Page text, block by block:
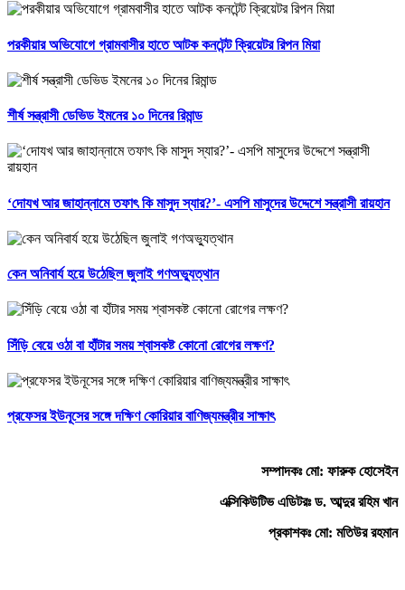
পরকীয়ার অভিযোগে গ্রামবাসীর হাতে আটক কনটেন্ট ক্রিয়েটর রিপন মিয়া
শীর্ষ সন্ত্রাসী ডেভিড ইমনের ১০ দিনের রিমান্ড
‘দোযখ আর জাহান্নামে তফাৎ কি মাসুদ স্যার?’- এসপি মাসুদের উদ্দেশে সন্ত্রাসী রায়হান
কেন অনিবার্য হয়ে উঠেছিল জুলাই গণঅভ্যুত্থান
সিঁড়ি বেয়ে ওঠা বা হাঁটার সময় শ্বাসকষ্ট কোনো রোগের লক্ষণ?
প্রফেসর ইউনূসের সঙ্গে দক্ষিণ কোরিয়ার বাণিজ্যমন্ত্রীর সাক্ষাৎ
সম্পাদকঃ মো: ফারুক হোসেইন
এক্সিকিউটিভ এডিটরঃ ড. আব্দুর রহিম খান
প্রকাশকঃ মো: মতিউর রহমান